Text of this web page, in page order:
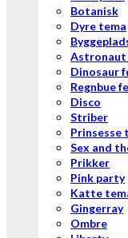
Botanisk
Dyre tema
Astronaut
Dinosaur
Regnbue
Disco
Striber
Prinsesse
Sex and
Prikker
Pink party
Katte
Gingerray
Ombre